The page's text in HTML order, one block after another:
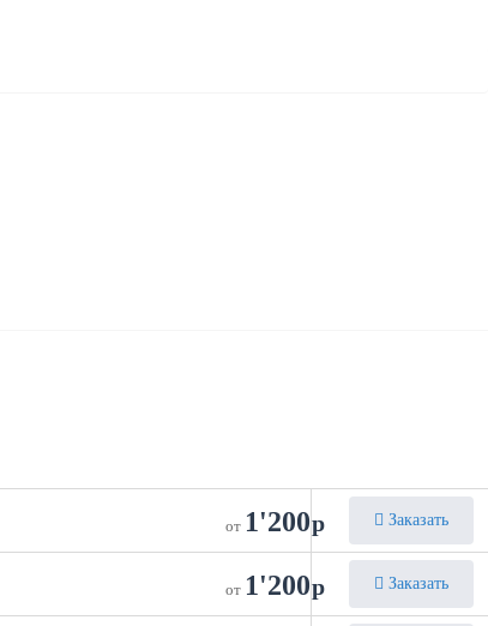
от 1'200р Заказать
от 1'200р Заказать